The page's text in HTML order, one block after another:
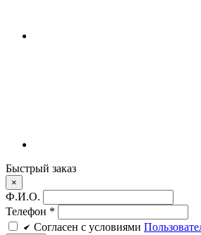
Быстрый заказ
×
Ф.И.О.
Телефон *
Cогласен c условиями